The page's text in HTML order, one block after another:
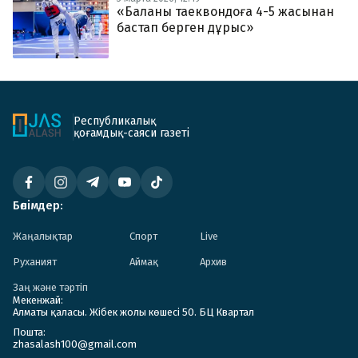
«Баланы таеквондоға 4-5 жасынан
бастап берген дұрыс»
Республикалық
қоғамдық-саяси газеті
Бөлімдер:
Жаңалықтар Спорт Live
Руханият Аймақ Архив
Заң және тәртіп
Мекенжай:
Алматы қаласы. Жібек жолы көшесі 50. БЦ Квартал
Пошта:
zhasalash100@gmail.com